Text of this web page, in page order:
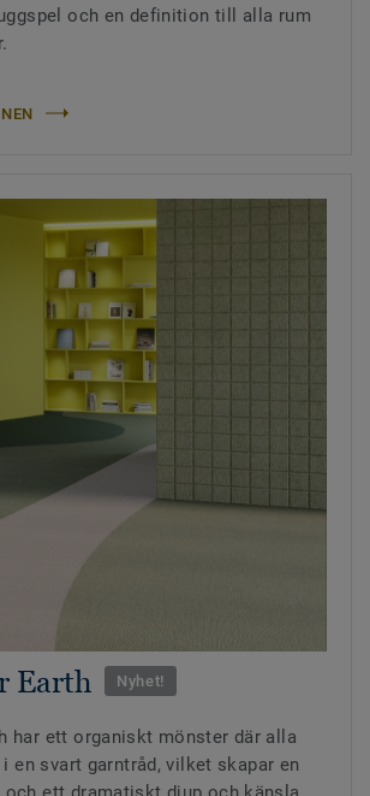
och en definition till alla rum
Earth Nyhet!
har ett organiskt mönster där alla
en svart garntråd, vilket skapar en